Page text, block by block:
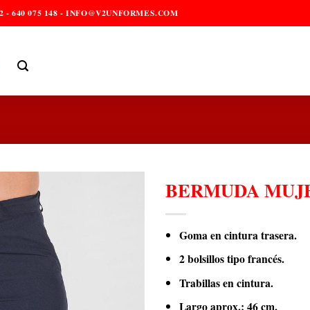
640 075 148 - INFO@V2UNFORMES.COM
BERMUDA
Goma en cintura trasera.
2 bolsillos tipo francés.
Trabillas en cintura.
Largo aprox.: 46 cm.